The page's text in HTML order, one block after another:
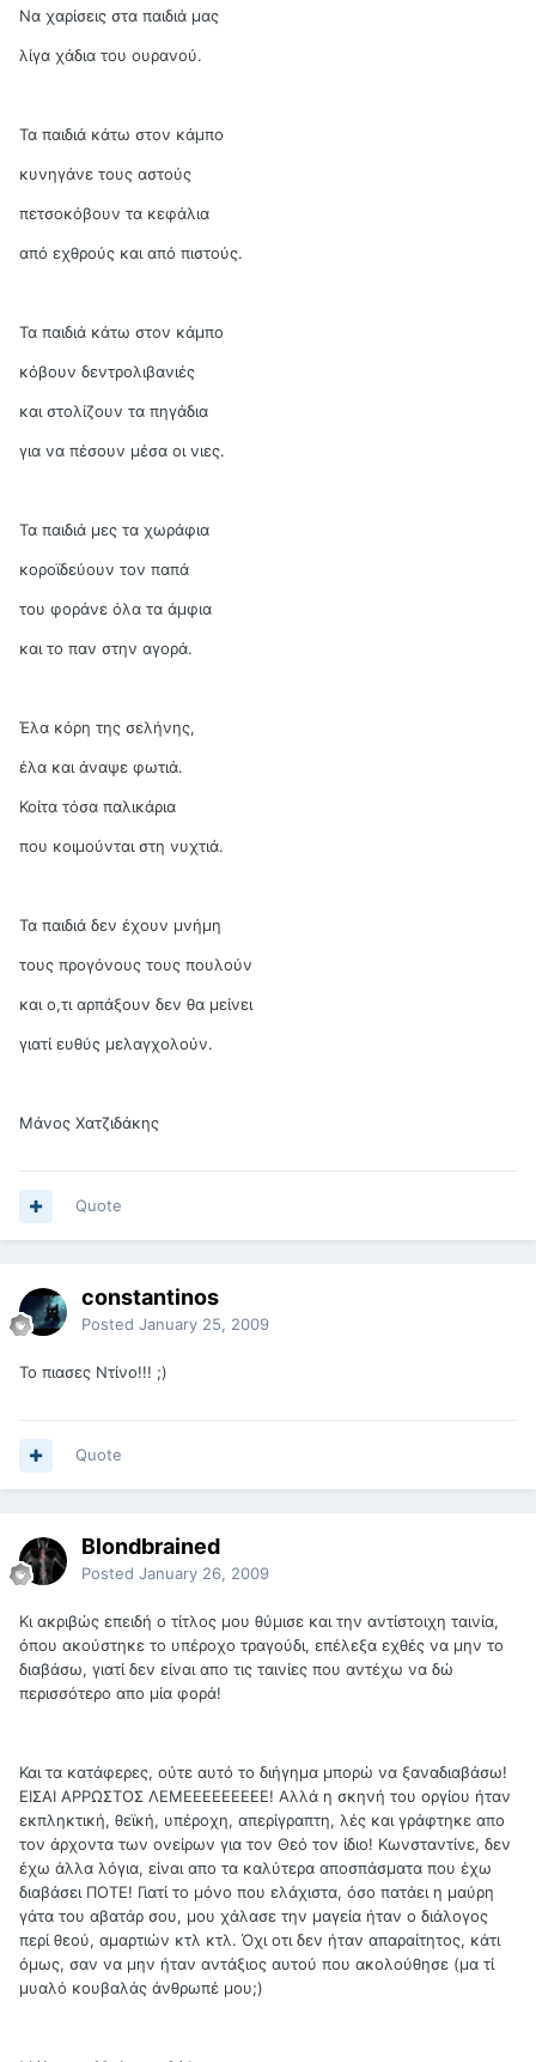
Να χαρίσεις στα παιδιά μας
λίγα χάδια του ουρανού.
Τα παιδιά κάτω στον κάμπο
κυνηγάνε τους αστούς
πετσοκόβουν τα κεφάλια
από εχθρούς και από πιστούς.
Τα παιδιά κάτω στον κάμπο
κόβουν δεντρολιβανιές
και στολίζουν τα πηγάδια
για να πέσουν μέσα οι νιες.
Τα παιδιά μες τα χωράφια
κοροϊδεύουν τον παπά
του φοράνε όλα τα άμφια
και το παν στην αγορά.
Έλα κόρη της σελήνης,
έλα και άναψε φωτιά.
Κοίτα τόσα παλικάρια
που κοιμούνται στη νυχτιά.
Τα παιδιά δεν έχουν μνήμη
τους προγόνους τους πουλούν
και ο,τι αρπάξουν δεν θα μείνει
γιατί ευθύς μελαγχολούν.
Μάνος Χατζιδάκης
Quote
constantinos
Posted January 25, 2009
Το πιασες Ντίνο!!! ;)
Quote
Blondbrained
Posted January 26, 2009
Κι ακριβώς επειδή ο τίτλος μου θύμισε και την αντίστοιχη ταινία,
όπου ακούστηκε το υπέροχο τραγούδι, επέλεξα εχθές να μην το
διαβάσω, γιατί δεν είναι απο τις ταινίες που αντέχω να δώ
περισσότερο απο μία φορά!
Και τα κατάφερες, ούτε αυτό το διήγημα μπορώ να ξαναδιαβάσω!
ΕΙΣΑΙ ΑΡΡΩΣΤΟΣ ΛΕΜΕΕΕΕΕΕΕΕΕ! Αλλά η σκηνή του οργίου ήταν
εκπληκτική, θεϊκή, υπέροχη, απερίγραπτη, λές και γράφτηκε απο
τον άρχοντα των ονείρων για τον Θεό τον ίδιο! Κωνσταντίνε, δεν
έχω άλλα λόγια, είναι απο τα καλύτερα αποσπάσματα που έχω
διαβάσει ΠΟΤΕ! Γιατί το μόνο που ελάχιστα, όσο πατάει η μαύρη
γάτα του αβατάρ σου, μου χάλασε την μαγεία ήταν ο διάλογος
περί θεού, αμαρτιών κτλ κτλ. Όχι οτι δεν ήταν απαραίτητος, κάτι
όμως, σαν να μην ήταν αντάξιος αυτού που ακολούθησε (μα τί
μυαλό κουβαλάς άνθρωπέ μου;)